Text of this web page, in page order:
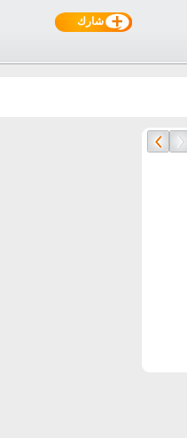
شارك